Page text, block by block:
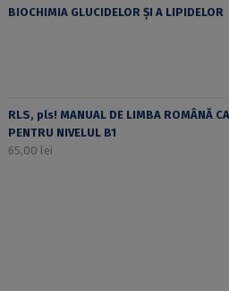
BIOCHIMIA GLUCIDELOR ȘI A LIPIDELOR
RLS, pls! MANUAL DE LIMBA ROMÂNĂ
PENTRU NIVELUL B1
65,00 lei